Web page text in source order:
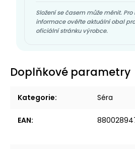
Složení se časem může měnit.
informace ověřte aktuální obal
oficiální stránku výrobce.
Doplňkové parametry
Kategorie: Séra
EAN: